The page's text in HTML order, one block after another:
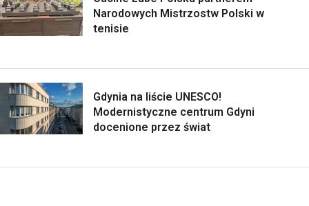
Narodowych Mistrzostw Polski w
tenisie
Gdynia na liście UNESCO!
Modernistyczne centrum Gdyni
docenione przez świat